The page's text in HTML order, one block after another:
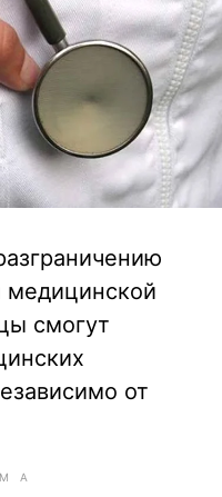
медицинской
смогут
от